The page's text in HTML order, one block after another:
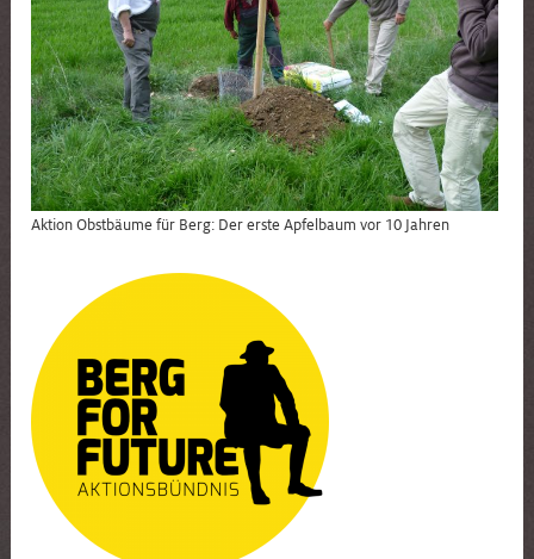
Aktion Obstbäume für Berg: Der erste Apfelbaum vor 10 Jahren